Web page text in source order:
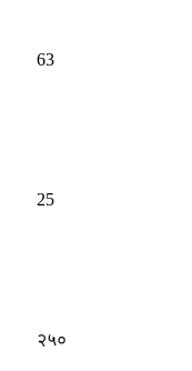
63
25
२५०